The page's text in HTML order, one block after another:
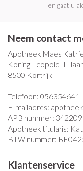
en gaat u
Neem contact
Apotheek Maes
Koning Leopold III-
8500 Kortrijk
Telefoon: 056354641
E-mailadres:
APB nummer: 342209
Apotheek titularis:
BTW nummer:
Klantenservice